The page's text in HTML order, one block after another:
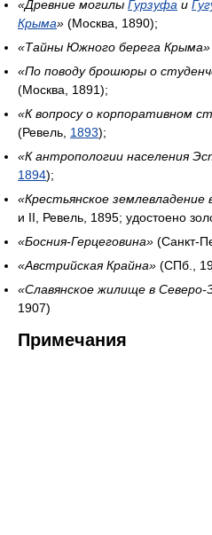
«Древние могилы Гурзуфа и
Крыма» (Москва, 1890);
«Тайны Южного берега Крыма»
«По поводу брошюры о
(Москва, 1891);
«К вопросу о корпоративном
(Ревель, 1893);
«К антропологии населения
1894);
«Крестьянское землевладение
и II, Ревель, 1895; удостоено
«Босния-Герцеговина» (Санкт-
«Австрийская Крайна» (СПб.,
«Славянское жилище в Северо-
1907)
Примечания